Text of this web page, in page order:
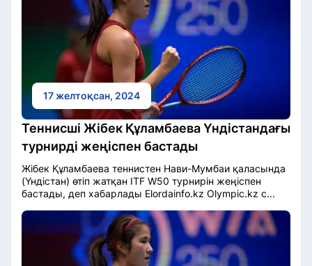
17 желтоқсан, 2024
Теннисші Жібек Құламбаева Үндістандағы
турнирді жеңіспен бастады
Жібек Құламбаева теннистен Нави-Мумбаи қаласында
(Үндістан) өтіп жатқан ITF W50 турнирін жеңіспен
бастады, деп хабарлады Elordainfo.kz Olympic.kz с...